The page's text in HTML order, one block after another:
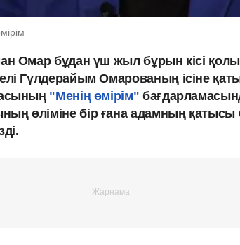
Омар бұдан үш жыл бұрын кісі
Гүлдерайым Омарованың ісіне
"Менің өмірім"
өліміне бір ғана адамның